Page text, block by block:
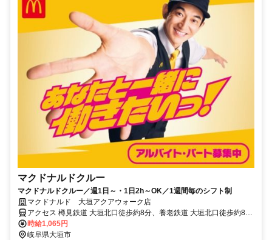
マクドナルドクルー
マクドナルドクルー／週1日～・1日2h～OK／1週間毎のシフト制
マクドナルド 大垣アクアウォーク店
アクセス 樽見鉄道 大垣北口徒歩約8分、養老鉄道 大垣北口徒歩約8
分、ＪＲ東海道本線 大垣北口徒歩約8分 大垣 [樽見鉄道樽見線] 大垣
[JR東海道本線(岐阜～美濃赤坂・米原)] 大垣 [養老鉄道養老線] 室 [養老
時給1,065円
岐阜県大垣市